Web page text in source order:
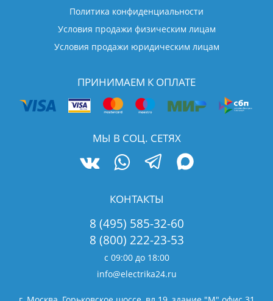
Политика конфиденциальности
Условия продажи физическим лицам
Условия продажи юридическим лицам
ПРИНИМАЕМ К ОПЛАТЕ
МЫ В СОЦ. СЕТЯХ
КОНТАКТЫ
8 (495) 585-32-60
8 (800) 222-23-53
с 09:00 до 18:00
info@electrika24.ru